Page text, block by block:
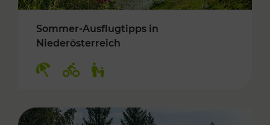
Sommer-Ausflugtipps in
Niederösterreich